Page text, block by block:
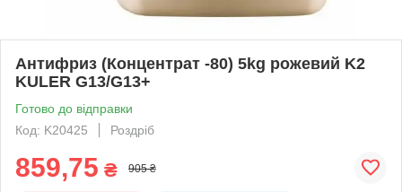
Антифриз (Концентрат -80) 5kg рожевий K2
KULER G13/G13+
Готово до відправки
Код: K20425
Роздріб
859,75 ₴ 905 ₴